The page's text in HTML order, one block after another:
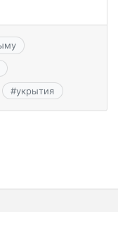
#укрытия